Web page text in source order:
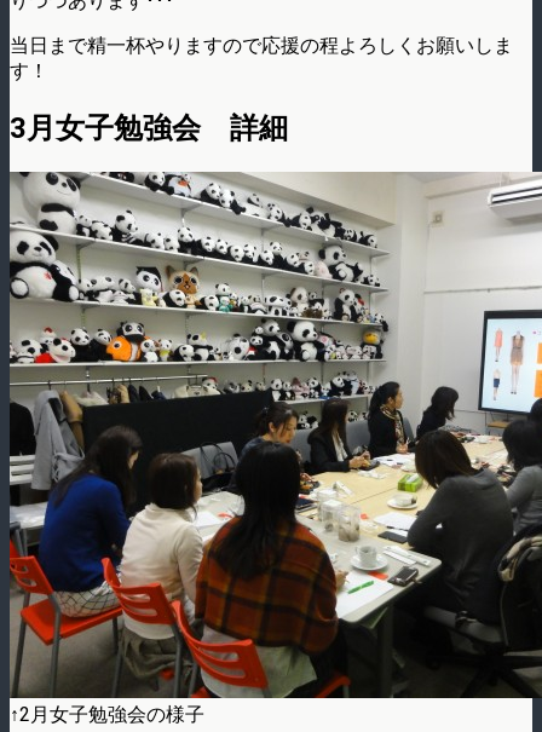
当日まで精一杯やりますので応援の程よろしくお願いしま
す！
3月女子勉強会 詳細
↑2月女子勉強会の様子